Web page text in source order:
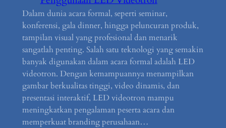
Dalam dunia acara formal, seperti seminar,
konferensi, gala dinner, hingga peluncuran produk,
tampilan visual yang profesional dan menarik
sangatlah penting. Salah satu teknologi yang semakin
banyak digunakan dalam acara formal adalah LED
videotron. Dengan kemampuannya menampilkan
gambar berkualitas tinggi, video dinamis, dan
presentasi interaktif, LED videotron mampu
meningkatkan pengalaman peserta acara dan
memperkuat branding perusahaan…